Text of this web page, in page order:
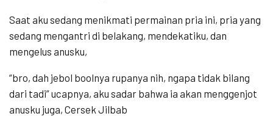
Saat aku sedang menikmati permainan pria ini, pria yang
sedang mengantri di belakang, mendekatiku, dan
mengelus anusku,
“bro, dah jebol boolnya rupanya nih, ngapa tidak bilang
dari tadi” ucapnya, aku sadar bahwa ia akan menggenjot
anusku juga, Cersek Jilbab